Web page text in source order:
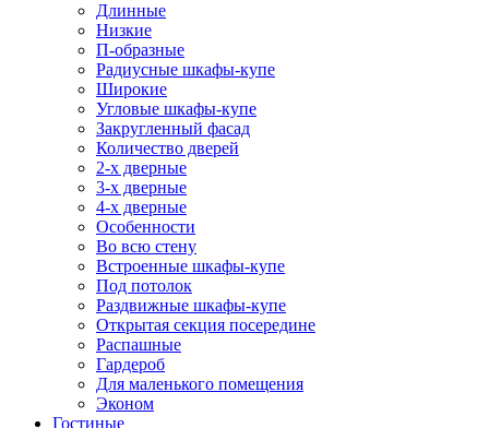
Длинные
Низкие
П-образные
Радиусные шкафы-купе
Широкие
Угловые шкафы-купе
Закругленный фасад
Количество дверей
2-х дверные
3-х дверные
4-х дверные
Особенности
Во всю стену
Встроенные шкафы-купе
Под потолок
Раздвижные шкафы-купе
Открытая секция посередине
Распашные
Гардероб
Для маленького помещения
Эконом
Гостиные